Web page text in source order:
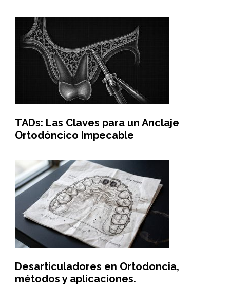
TADs: Las Claves para un Anclaje
Ortodóncico Impecable
Desarticuladores en Ortodoncia,
métodos y aplicaciones.